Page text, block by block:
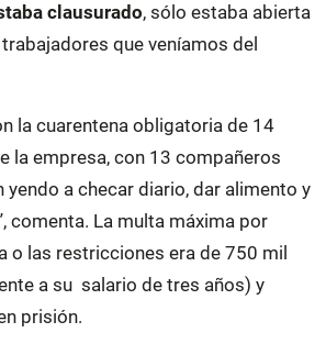
clausurado, sólo estaba abierta
que veníamos del
la cuarentena obligatoria de 14
la empresa, con 13 compañeros
yendo a checar diario, dar alimento y
comenta. La multa máxima por
o las restricciones era de 750 mil
a su salario de tres años) y
prisión.